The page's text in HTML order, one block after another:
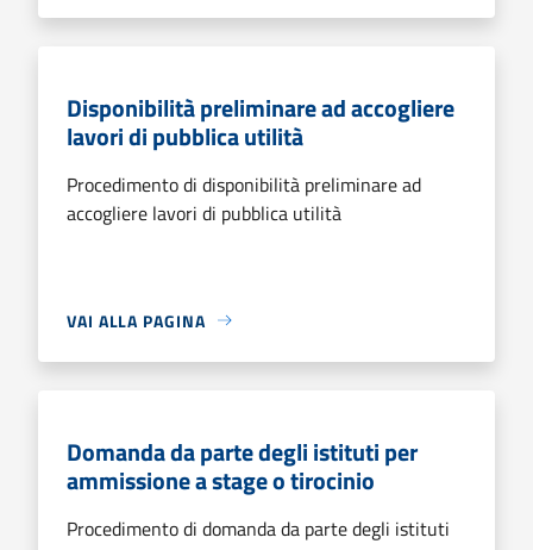
Disponibilità preliminare ad accogliere
lavori di pubblica utilità
Procedimento di disponibilità preliminare ad
accogliere lavori di pubblica utilità
VAI ALLA PAGINA
Domanda da parte degli istituti per
ammissione a stage o tirocinio
Procedimento di domanda da parte degli istituti